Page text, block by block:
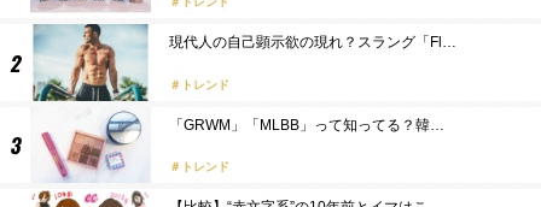
現代人の自己顕示欲の現れ？スラング「Fl…
トレンド
「GRWM」「MLBB」って知ってる？韓…
トレンド